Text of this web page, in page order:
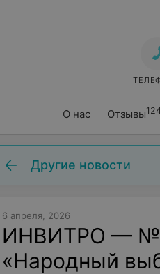
О нас Отзывы
Другие новости
6 апреля, 2026
ИНВИТРО — №1
«Народный